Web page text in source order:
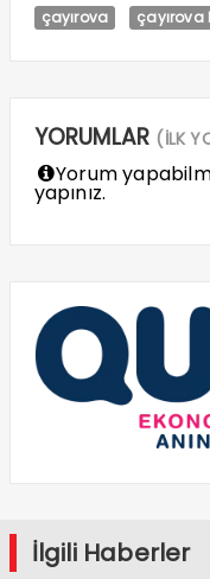
çayırova çayırova
YORUMLAR (İLK
Yorum
yapınız.
İlgili Haberler